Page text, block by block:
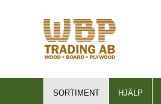
SORTIMENT HJÄLP